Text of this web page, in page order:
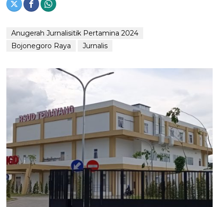
Anugerah Jurnalisitik Pertamina 2024
Bojonegoro Raya
Jurnalis